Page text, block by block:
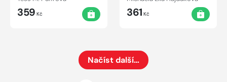
359 Kč 361 Kč
Načíst další…